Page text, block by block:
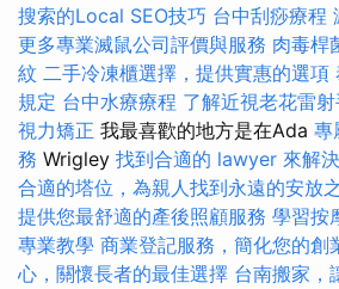
搜索的Local SEO技巧 台中刮痧療程
更多專業滅鼠公司評價與服務 肉毒桿
紋 二手冷凍櫃選擇，提供實惠的選項
規定 台中水療療程 了解近視老花雷
視力矯正 我最喜歡的地方是在Ada 專
務 Wrigley 找到合適的 lawyer 來解
合適的塔位，為親人找到永遠的安放
提供您最舒適的產後照顧服務 學習按
專業教學 商業登記服務，簡化您的創
心，關懷長者的最佳選擇 台南搬家，